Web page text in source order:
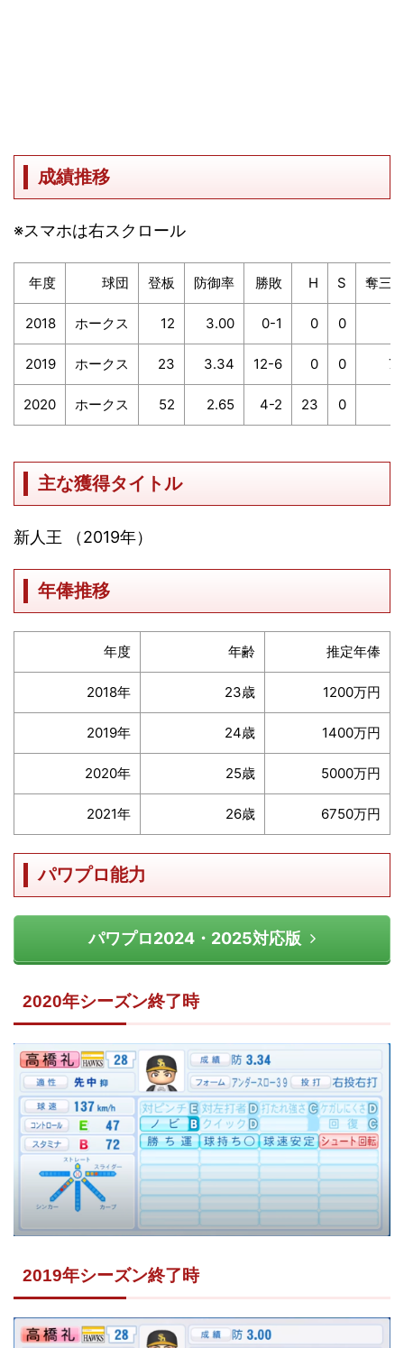
成績推移
※スマホは右スクロール
年度 球団 登板 防御率 勝敗 H S 奪三
2018 ホークス 12 3.00 0-1 0 0
2019 ホークス 23 3.34 12-6 0 0
2020 ホークス 52 2.65 4-2 23 0
主な獲得タイトル
新人王 （2019年）
年俸推移
年度 年齢 推定年俸
2018年 23歳 1200万円
2019年 24歳 1400万円
2020年 25歳 5000万円
2021年 26歳 6750万円
パワプロ能力
パワプロ2024・2025対応版
2020年シーズン終了時
2019年シーズン終了時